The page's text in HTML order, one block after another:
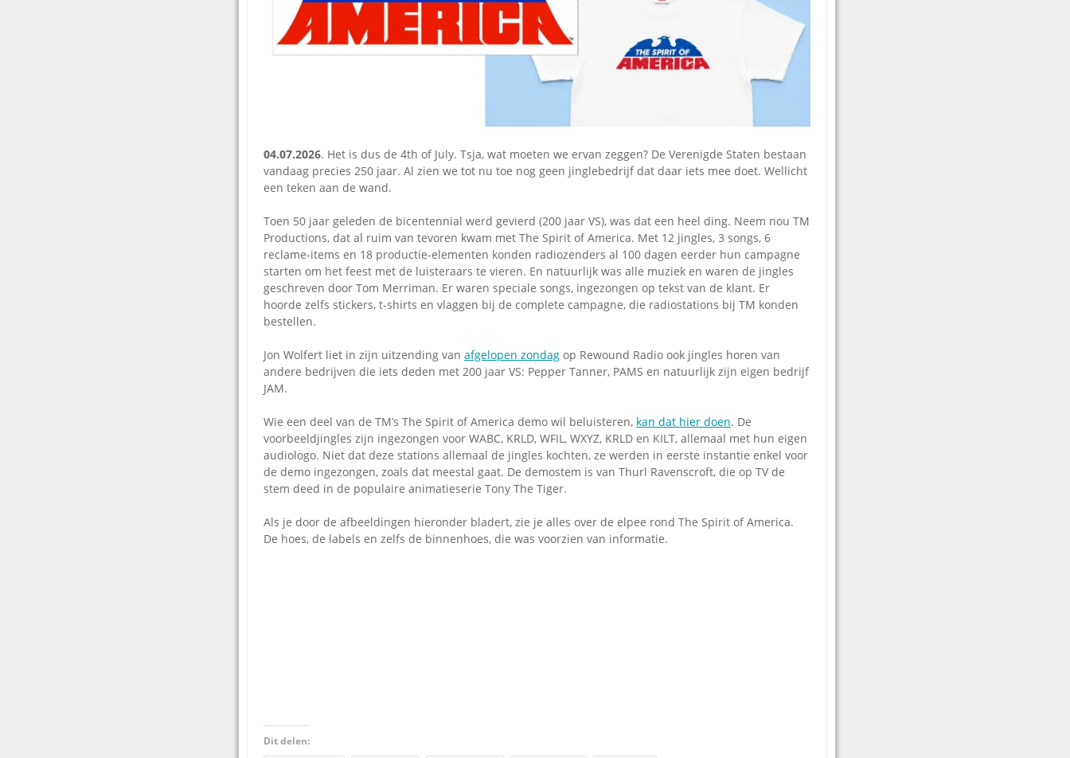
04.07.2026. Het is dus de 4th of July. Tsja, wat moeten we ervan zeggen? De Verenigde Staten bestaan
vandaag precies 250 jaar. Al zien we tot nu toe nog geen jinglebedrijf dat daar iets mee doet. Wellicht
een teken aan de wand.
Toen 50 jaar geleden de bicentennial werd gevierd (200 jaar VS), was dat een heel ding. Neem nou TM
Productions, dat al ruim van tevoren kwam met The Spirit of America. Met 12 jingles, 3 songs, 6
reclame-items en 18 productie-elementen konden radiozenders al 100 dagen eerder hun campagne
starten om het feest met de luisteraars te vieren. En natuurlijk was alle muziek en waren de jingles
geschreven door Tom Merriman. Er waren speciale songs, ingezongen op tekst van de klant. Er
hoorde zelfs stickers, t-shirts en vlaggen bij de complete campagne, die radiostations bij TM konden
bestellen.
Jon Wolfert liet in zijn uitzending van afgelopen zondag op Rewound Radio ook jingles horen van
andere bedrijven die iets deden met 200 jaar VS: Pepper Tanner, PAMS en natuurlijk zijn eigen bedrijf
JAM.
Wie een deel van de TM’s The Spirit of America demo wil beluisteren, kan dat hier doen. De
voorbeeldjingles zijn ingezongen voor WABC, KRLD, WFIL, WXYZ, KRLD en KILT, allemaal met hun eigen
audiologo. Niet dat deze stations allemaal de jingles kochten, ze werden in eerste instantie enkel voor
de demo ingezongen, zoals dat meestal gaat. De demostem is van Thurl Ravenscroft, die op TV de
stem deed in de populaire animatieserie Tony The Tiger.
Als je door de afbeeldingen hieronder bladert, zie je alles over de elpee rond The Spirit of America.
De hoes, de labels en zelfs de binnenhoes, die was voorzien van informatie.
Dit delen: